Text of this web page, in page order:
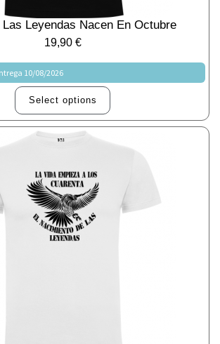
Leyendas Nacen En Octubre
19,90 €
10/08/2026
Select options